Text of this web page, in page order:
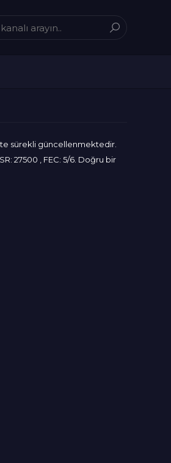
sürekli güncellenmektedir.
27500 , FEC: 5/6. Doğru bir